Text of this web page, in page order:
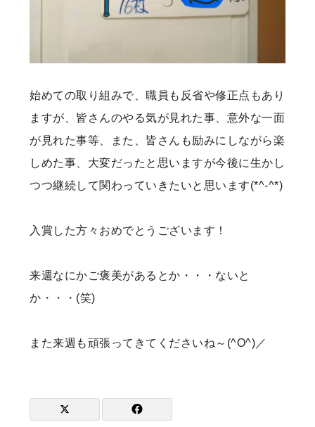
始めての取り組みで、職員も反省や修正点もあり
ますが、皆さんのやる気が見れた事、意外な一面
が見れた事等、また、皆さんも励みにしながら楽
しめた事、大変だったと思いますが今後に生かし
つつ継続して関わっていきたいと思います(*^-^*)
入賞した方々おめでとうございます！
来週なにかご褒美があるとか・・・ないと
か・・・(笑)
また来週も頑張ってきてくださいね～(^O^)／